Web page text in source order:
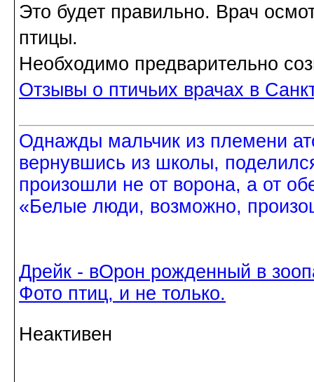
Это будет правильно. Врач
птицы.
Необходимо предварительно
Отзывы о птичьих врачах в
Однажды мальчик из племени
вернувшись из школы,
произошли не от ворона, а от
«Белые люди, возможно,
Дрейк - вОрон рожденный в
Фото птиц, и не только.
Неактивен